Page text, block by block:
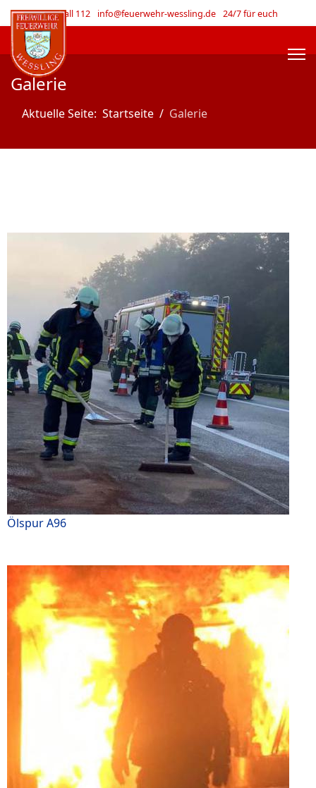
Im Notfall 112 info@feuerwehr-wessling.de 24/7 für euch
Galerie
Aktuelle Seite: Startseite Galerie
Ölspur A96